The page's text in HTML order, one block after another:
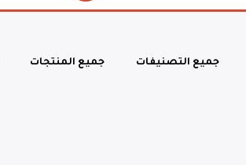
جميع التصنيفات جميع المنتجات